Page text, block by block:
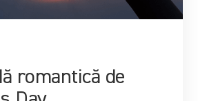
romantică de